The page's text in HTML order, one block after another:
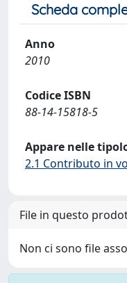
Scheda
Anno
2010
Codice ISBN
88-14-15818-5
Appare nelle
2.1 Contributo in
File in questo
Non ci sono file